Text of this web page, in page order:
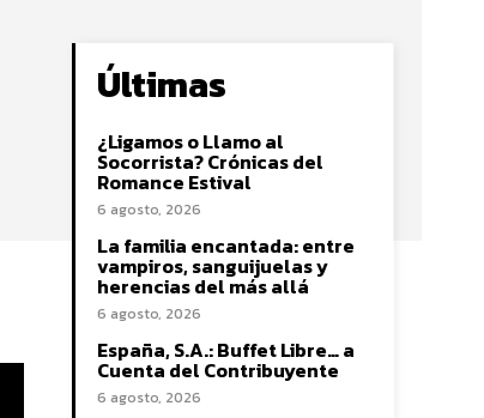
Últimas
¿Ligamos o Llamo al
Socorrista? Crónicas del
Romance Estival
6 agosto, 2026
La familia encantada: entre
vampiros, sanguijuelas y
herencias del más allá
6 agosto, 2026
España, S.A.: Buffet Libre… a
Cuenta del Contribuyente
6 agosto, 2026